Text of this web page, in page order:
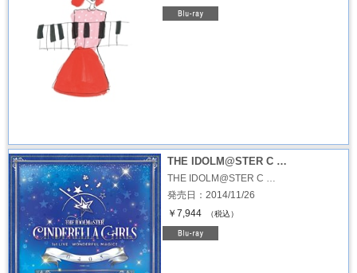
THE IDOLM@STER C …
THE IDOLM@STER C …
発売日：2014/11/26
￥7,944
（税込）